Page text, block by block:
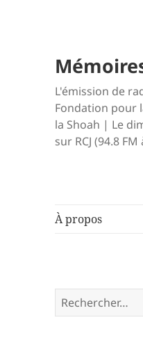
L'émission de
Fondation pour
la Shoah | Le
sur RCJ (94.8 FM
À propos
Rechercher :